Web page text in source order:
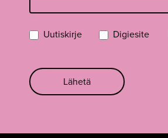
Uutiskirje Digiesite
Lähetä